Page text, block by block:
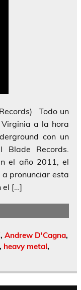
Todo un
a la hora
con un
Blade Records.
el año 2011, el
pronunciar esta
el […]
, Andrew D'Cagna,
, heavy metal,